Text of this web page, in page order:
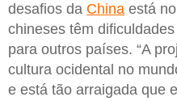
desafios da China está
chineses têm
para outros países. “A
cultura ocidental no
e está tão arraigada que